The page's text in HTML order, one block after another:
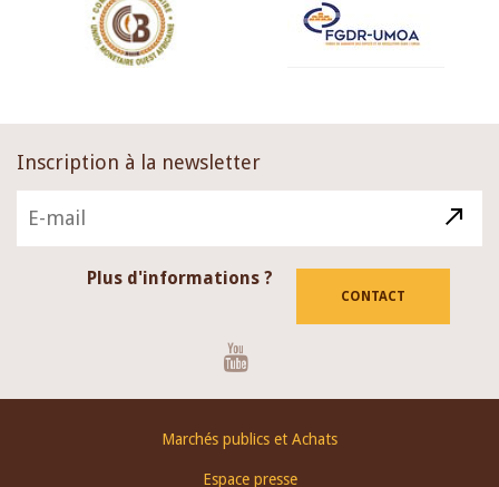
Inscription à la newsletter
Plus d'informations ?
CONTACT
Marchés publics et Achats
Espace presse